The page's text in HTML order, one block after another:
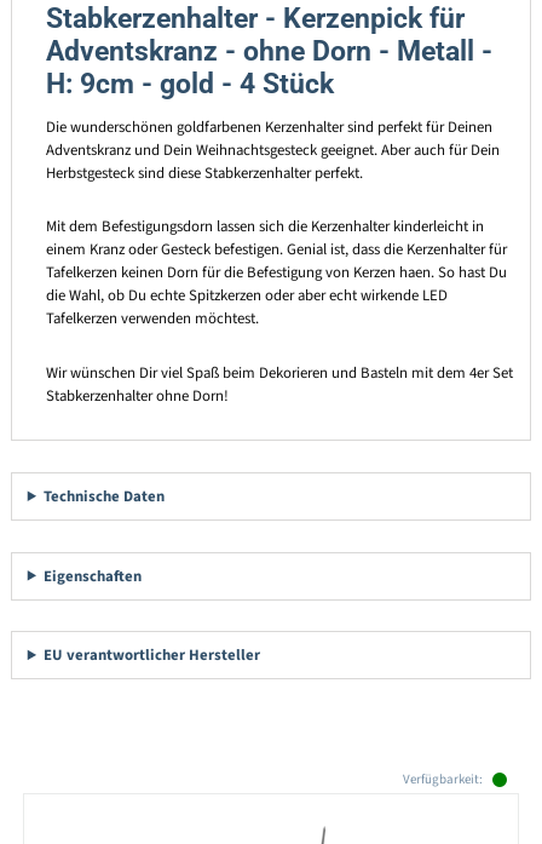
Stabkerzenhalter - Kerzenpick für
Adventskranz - ohne Dorn - Metall -
H: 9cm - gold - 4 Stück
Die wunderschönen goldfarbenen Kerzenhalter sind perfekt für Deinen
Adventskranz und Dein Weihnachtsgesteck geeignet. Aber auch für Dein
Herbstgesteck sind diese Stabkerzenhalter perfekt.
Mit dem Befestigungsdorn lassen sich die Kerzenhalter kinderleicht in
einem Kranz oder Gesteck befestigen. Genial ist, dass die Kerzenhalter für
Tafelkerzen keinen Dorn für die Befestigung von Kerzen haen. So hast Du
die Wahl, ob Du echte Spitzkerzen oder aber echt wirkende LED
Tafelkerzen verwenden möchtest.
Wir wünschen Dir viel Spaß beim Dekorieren und Basteln mit dem 4er Set
Stabkerzenhalter ohne Dorn!
Technische Daten
Eigenschaften
EU verantwortlicher Hersteller
Verfügbarkeit: